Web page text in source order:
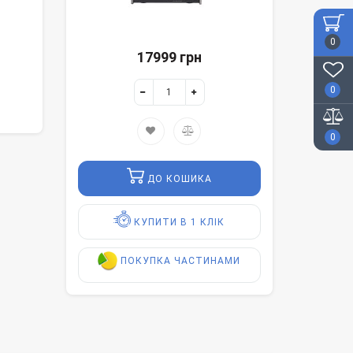
0
0
0
17999 грн
ДО КОШИКА
КУПИТИ В 1 КЛІК
ПОКУПКА ЧАСТИНАМИ